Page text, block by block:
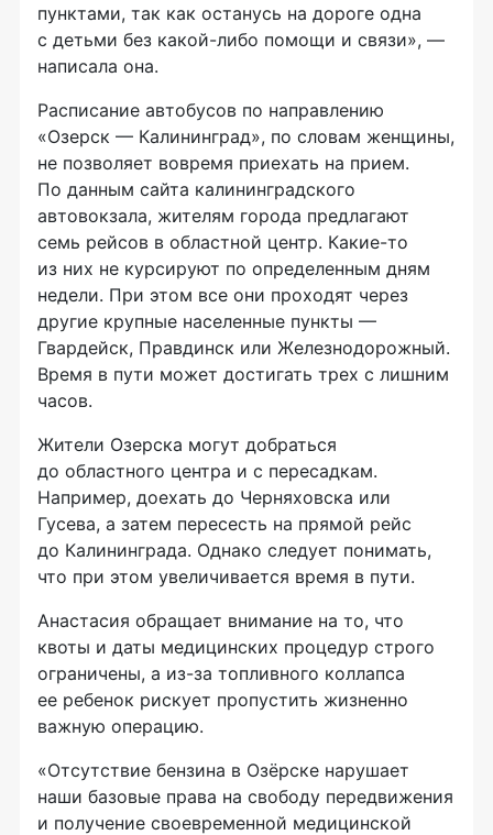
пунктами, так как останусь на дороге одна
с детьми без какой-либо помощи и связи», —
написала она.
Расписание автобусов по направлению
«Озерск — Калининград», по словам женщины,
не позволяет вовремя приехать на прием.
По данным сайта калининградского
автовокзала, жителям города предлагают
семь рейсов в областной центр. Какие-то
из них не курсируют по определенным дням
недели. При этом все они проходят через
другие крупные населенные пункты —
Гвардейск, Правдинск или Железнодорожный.
Время в пути может достигать трех с лишним
часов.
Жители Озерска могут добраться
до областного центра и с пересадкам.
Например, доехать до Черняховска или
Гусева, а затем пересесть на прямой рейс
до Калининграда. Однако следует понимать,
что при этом увеличивается время в пути.
Анастасия обращает внимание на то, что
квоты и даты медицинских процедур строго
ограничены, а из-за топливного коллапса
ее ребенок рискует пропустить жизненно
важную операцию.
«Отсутствие бензина в Озёрске нарушает
наши базовые права на свободу передвижения
и получение своевременной медицинской